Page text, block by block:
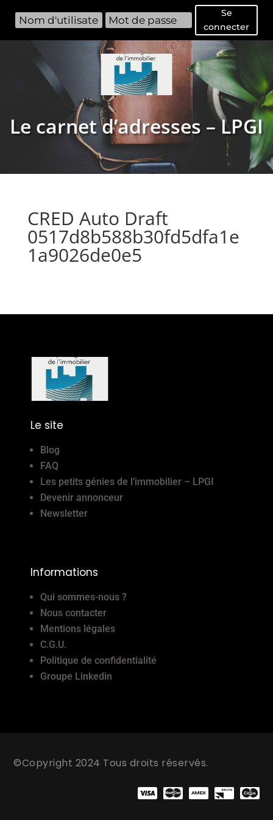
Se
connecter
Le carnet d’adresses – LPGI
CRED Auto Draft
0517d8b588b30fd5dfa1e
1a9026de0e5
Le site
Blog
FAQ
Les petits génies de l’immobilier – LPGI
Devenir annonceur
Newsletter
Informations
Qui sommes-nous ?
Nous contacter
Mentions légales
C.G.U.
Politique de confidentialité
Groupe Linkedin
©Copyright 2024 Tous droits réservés.